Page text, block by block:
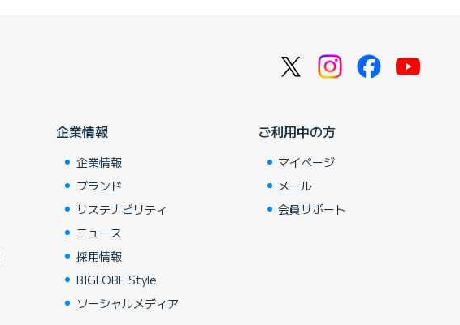
企業情報
企業情報
ブランド
サステナビリティ
ニュース
採用情報
BIGLOBE Style
ソーシャルメディア
ご利用中の方
マイページ
メール
会員サポート